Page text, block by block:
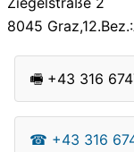
8045
🖷 +43 316
☎ +43 316